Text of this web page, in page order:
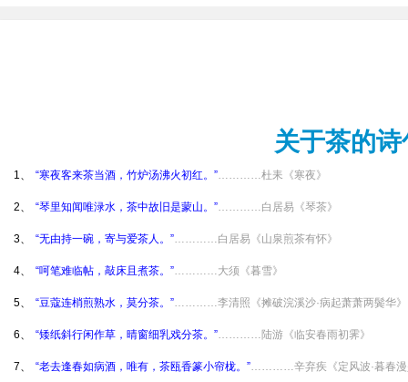
关于茶的诗
1、 “寒夜客来茶当酒，竹炉汤沸火初红。”…………杜耒《寒夜》
2、 “琴里知闻唯渌水，茶中故旧是蒙山。”…………白居易《琴茶》
3、 “无由持一碗，寄与爱茶人。”…………白居易《山泉煎茶有怀》
4、 “呵笔难临帖，敲床且煮茶。”…………大须《暮雪》
5、 “豆蔻连梢煎熟水，莫分茶。”…………李清照《摊破浣溪沙·病起萧萧两鬓华》
6、 “矮纸斜行闲作草，晴窗细乳戏分茶。”…………陆游《临安春雨初霁》
7、 “老去逢春如病酒，唯有，茶瓯香篆小帘栊。”…………辛弃疾《定风波·暮春漫